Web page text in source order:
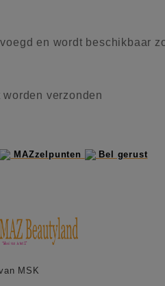
en wordt beschikbaar
verzonden
MAZzelpunten
Bel gerust
MSK